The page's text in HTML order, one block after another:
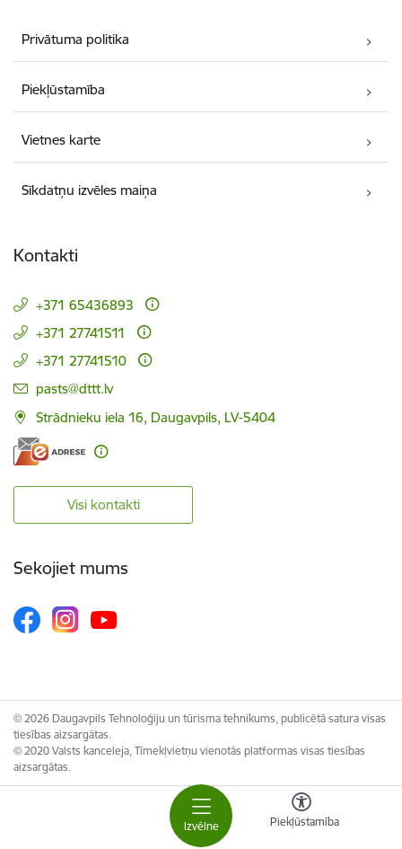
Izvēlne Piekļūstamība
Privātuma politika
Piekļūstamība
Vietnes karte
Sīkdatņu izvēles maiņa
Kontakti
+371 65436893
+371 27741511
+371 27741510
E-pasts:
pasts@dttt.lv
Strādnieku iela 16, Daugavpils, LV-5404
Visi kontakti
Sekojiet mums
© 2026 Daugavpils Tehnoloģiju un tūrisma tehnikums, publicētā satura visas
tiesības aizsargātas.
© 2020 Valsts kanceleja, Tīmekļvietņu vienotās platformas visas tiesības
aizsargātas.